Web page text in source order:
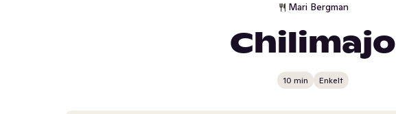
Mari Bergman
Chilimajo
10 min Enkelt